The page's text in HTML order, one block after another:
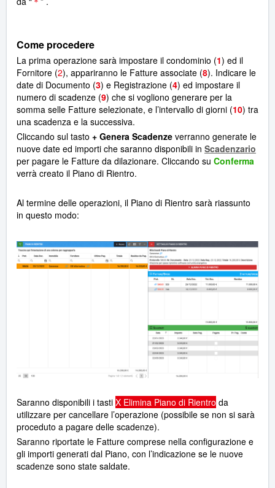
＊
Come procedere
La prima operazione sarà impostare il condominio (1) ed il
Fornitore (2), appariranno le Fatture associate (8). Indicare le
date di Documento (3) e Registrazione (4) ed impostare il
numero di scadenze (9) che si vogliono generare per la
somma selle Fatture selezionate, e l’intervallo di giorni (10) tra
una scadenza e la successiva.
Cliccando sul tasto + Genera Scadenze verranno generate le
nuove date ed importi che saranno disponibili in Scadenzario
per pagare le Fatture da dilazionare. Cliccando su Conferma
verrà creato il Piano di Rientro.
Al termine delle operazioni, il Piano di Rientro sarà riassunto
in questo modo:
Saranno disponibili i tasti X Elimina Piano di Rientro da
utilizzare per cancellare l’operazione (possibile se non si sarà
proceduto a pagare delle scadenze).
Saranno riportate le Fatture comprese nella configurazione e
gli importi generati dal Piano, con l’indicazione se le nuove
scadenze sono state saldate.